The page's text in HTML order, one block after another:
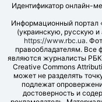
Идентификатор онлайн-
Информационный портал
(украинскую, русскую и
https://www.rbc.ua.
правообладателям. Все
являются журналисты
Creative Commons
может не разделять
подлежат
достоверность и